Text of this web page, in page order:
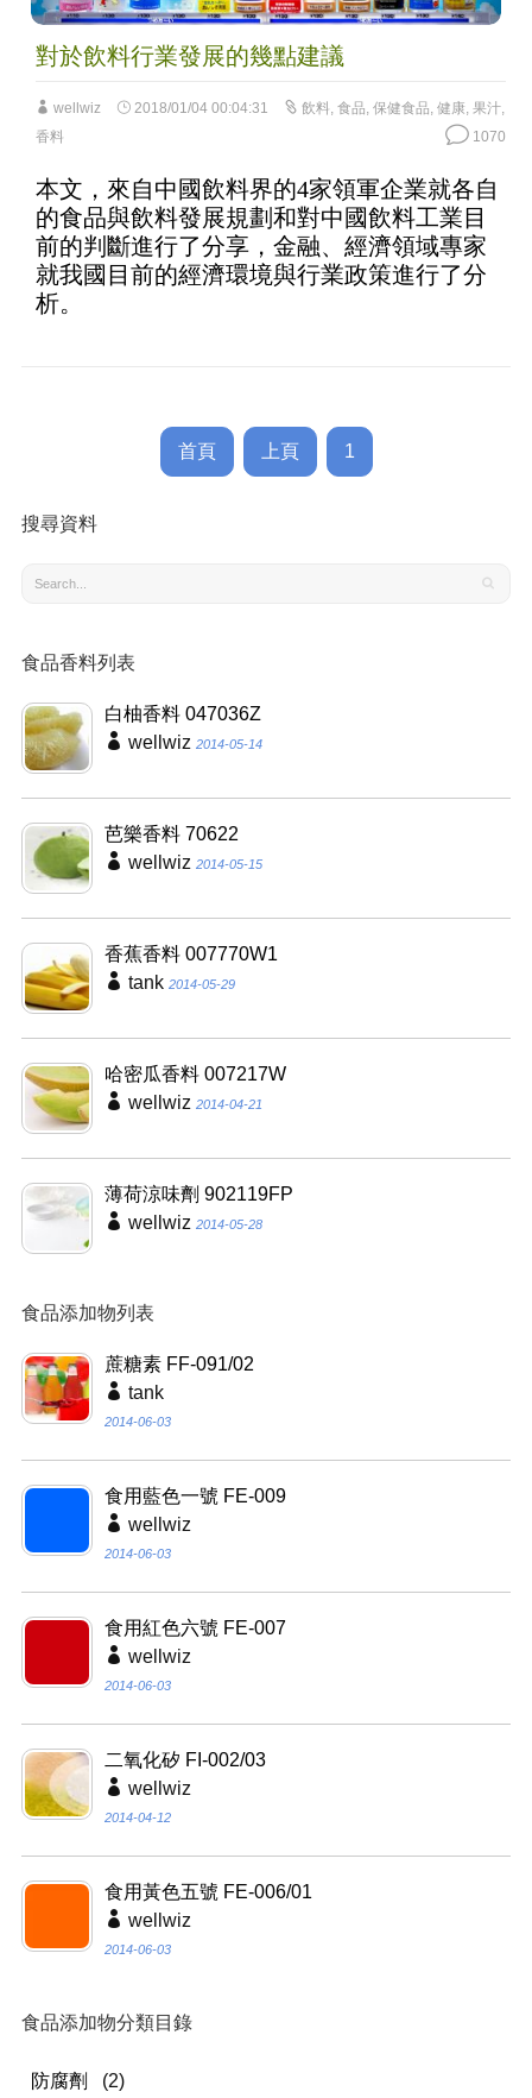
對於飲料行業發展的幾點建議
wellwiz 2018/01/04 00:04:31 飲料 食品 保健食品 健康, 果汁,
香料
1070
本文，來自中國飲料界的4家領軍企業就各自
的食品與飲料發展規劃和對中國飲料工業目
前的判斷進行了分享，金融、經濟領域專家
就我國目前的經濟環境與行業政策進行了分
析。
首頁 上頁 1
搜尋資料
食品香料列表
白柚香料 047036Z
wellwiz 2014-05-14
芭樂香料 70622
wellwiz 2014-05-15
香蕉香料 007770W1
tank 2014-05-29
哈密瓜香料 007217W
wellwiz 2014-04-21
薄荷涼味劑 902119FP
wellwiz 2014-05-28
食品添加物列表
蔗糖素 FF-091/02
tank
2014-06-03
食用藍色一號 FE-009
wellwiz
2014-06-03
食用紅色六號 FE-007
wellwiz
2014-06-03
二氧化矽 FI-002/03
wellwiz
2014-04-12
食用黃色五號 FE-006/01
wellwiz
2014-06-03
食品添加物分類目錄
防腐劑 (2)